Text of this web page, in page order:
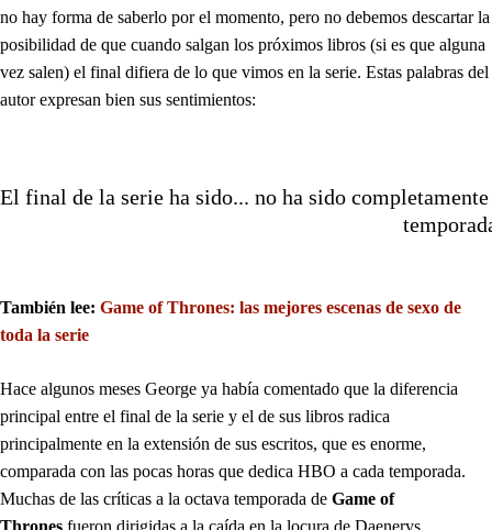
no hay forma de saberlo por el momento, pero no debemos descartar la
posibilidad de que cuando salgan los próximos libros (si es que alguna
vez salen) el final difiera de lo que vimos en la serie. Estas palabras del
autor expresan bien sus sentimientos:
El final de la serie ha sido... no ha sido
También lee: Game of Thrones: las mejores escenas de sexo de
toda la serie
Hace algunos meses George ya había comentado que la diferencia
principal entre el final de la serie y el de sus libros radica
principalmente en la extensión de sus escritos, que es enorme,
comparada con las pocas horas que dedica HBO a cada temporada.
Muchas de las críticas a la octava temporada de Game of
Thrones fueron dirigidas a la caída en la locura de Daenerys